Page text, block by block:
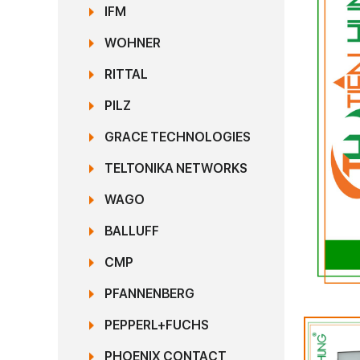
IFM
WOHNER
RITTAL
PILZ
GRACE TECHNOLOGIES
TELTONIKA NETWORKS
WAGO
BALLUFF
CMP
PFANNENBERG
PEPPERL+FUCHS
PHOENIX CONTACT